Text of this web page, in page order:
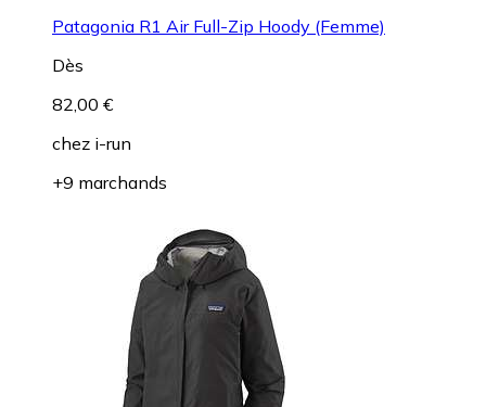
Patagonia R1 Air Full-Zip Hoody (Femme)
Dès
82,00 €
chez i-run
+9 marchands